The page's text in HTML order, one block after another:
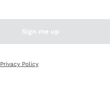
Sign me up
Privacy Policy